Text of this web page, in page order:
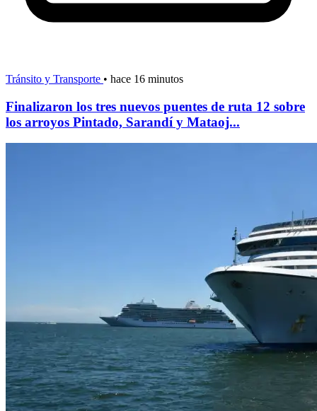
Tránsito y Transporte • hace 16 minutos
Finalizaron los tres nuevos puentes de ruta 12 sobre
los arroyos Pintado, Sarandí y Mataoj...